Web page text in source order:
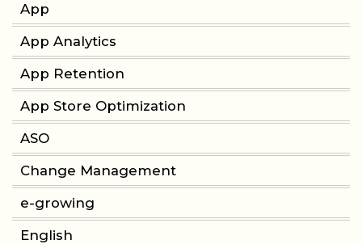
App
App Analytics
App Retention
App Store Optimization
ASO
Change Management
e-growing
English